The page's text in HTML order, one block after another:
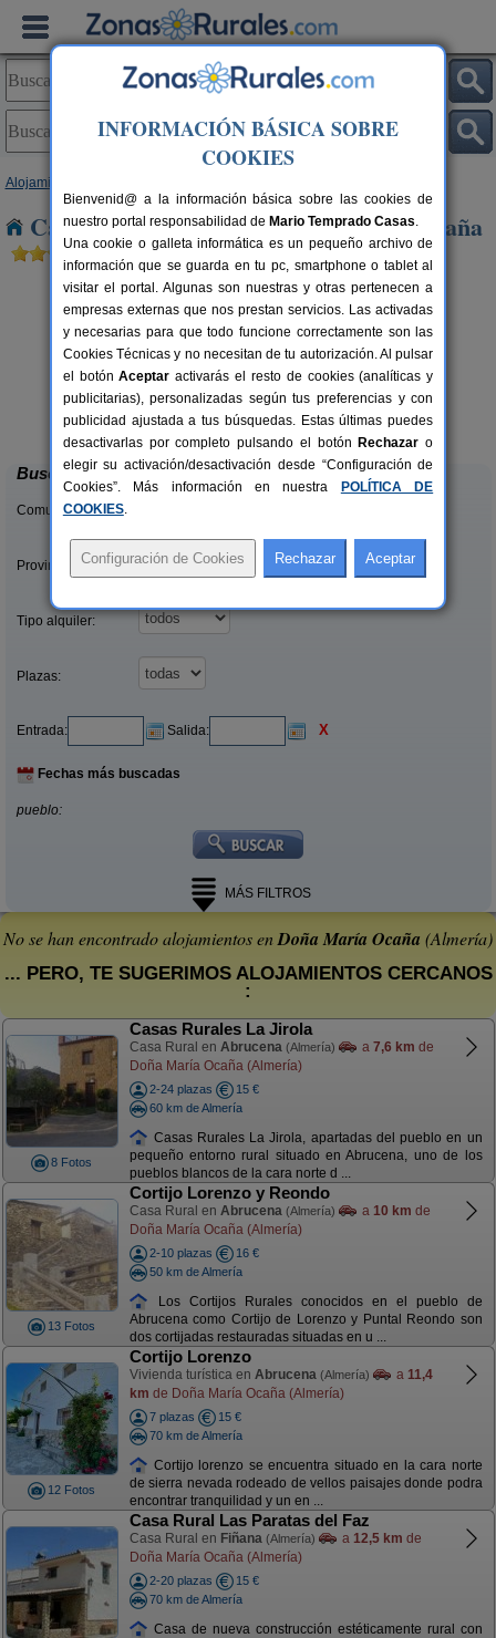
Alojamientos
Casas Rurales cerca de Doña María Ocaña
2-10 pers.
desde16 €
Cortijo Lorenzo y Reondo
Abrucena (Almería)
Buscar
Comunidades:
Provincias/Islas:
Tipo alquiler:
Plazas:
Entrada: Salida: X
Fechas más buscadas
pueblo:
MÁS FILTROS
No se han encontrado alojamientos enDoña María Ocaña (Almería)
... PERO, TE SUGERIMOS ALOJAMIENTOS CERCANOS
:
8 Fotos
Casas Rurales La Jirola
Casa Rural en Abrucena (Almería) a 7,6 km de
Doña María Ocaña (Almería)
2-24 plazas
15 €
60 km de Almería
Casas Rurales La Jirola, apartadas del pueblo en un
pequeño entorno rural situado en Abrucena, uno de los
pueblos blancos de la cara norte d ...
13 Fotos
Cortijo Lorenzo y Reondo
Casa Rural en Abrucena (Almería) a 10 km de
Doña María Ocaña (Almería)
2-10 plazas
16 €
50 km de Almería
Los Cortijos Rurales conocidos en el pueblo de
Abrucena como Cortijo de Lorenzo y Puntal Reondo son
dos cortijadas restauradas situadas en u ...
12 Fotos
Cortijo Lorenzo
Vivienda turística en Abrucena (Almería) a 11,4
km de Doña María Ocaña (Almería)
7 plazas
15 €
70 km de Almería
Cortijo lorenzo se encuentra situado en la cara norte
de sierra nevada rodeado de vellos paisajes donde podra
encontrar tranquilidad y un en ...
Casa Rural Las Paratas del Faz
Casa Rural en Fiñana (Almería) a 12,5 km de
Doña María Ocaña (Almería)
2-20 plazas
15 €
70 km de Almería
Casa de nueva construcción estéticamente rural con
INFORMACIÓN BÁSICA SOBRE
COOKIES
Bienvenid@ a la información básica sobre las cookies de
nuestro portal responsabilidad de Mario Temprado Casas.
Una cookie o galleta informática es un pequeño archivo de
información que se guarda en tu pc, smartphone o tablet al
visitar el portal. Algunas son nuestras y otras pertenecen a
empresas externas que nos prestan servicios. Las activadas
y necesarias para que todo funcione correctamente son las
Cookies Técnicas y no necesitan de tu autorización. Al pulsar
el botónAceptar activarás el resto de cookies (analíticas y
publicitarias), personalizadas según tus preferencias y con
publicidad ajustada a tus búsquedas. Estas últimas puedes
desactivarlas por completo pulsando el botón Rechazar o
elegir su activación/desactivación desde “Configuración de
Cookies”. Más información en nuestra
POLÍTICA DE
COOKIES.